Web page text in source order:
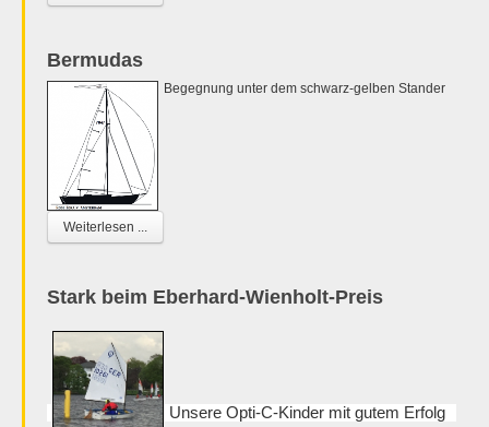
Bermudas
Begegnung unter dem schwarz-gelben Stander
Weiterlesen ...
Stark beim Eberhard-Wienholt-Preis
Unsere Opti-C-Kinder mit gutem Erfolg